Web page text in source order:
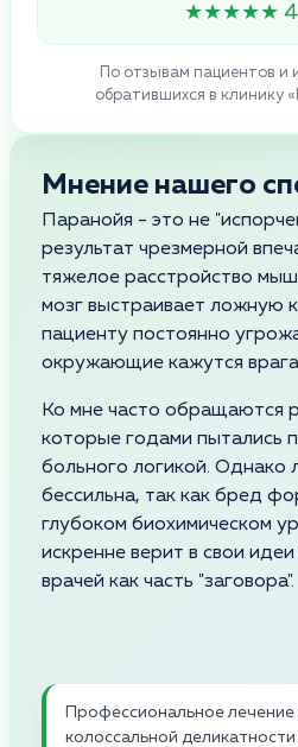
★★★★★
По отзывам пациентов и
обратившихся в клинику
Мнение нашего
Паранойя - это не
результат чрезмерной
тяжелое расстройство
мозг выстраивает ложную
пациенту постоянно
окружающие кажутся
Ко мне часто обращаются
которые годами пытались
больного логикой. Однако
бессильна, так как бред
глубоком биохимическом
искренне верит в свои
врачей как часть "заговора".
Профессиональное
колоссальной